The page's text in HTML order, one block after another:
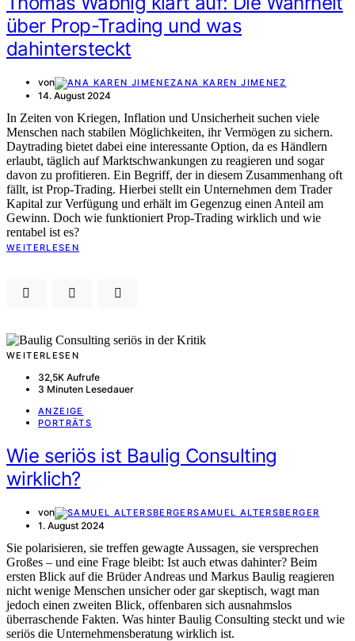
über Prop-Trading und was
dahintersteckt
von ANA KAREN JIMENEZ
14. August 2024
In Zeiten von Kriegen, Inflation und Unsicherheit suchen viele
Menschen nach stabilen Möglichkeiten, ihr Vermögen zu sichern.
Daytrading bietet dabei eine interessante Option, da es Händlern
erlaubt, täglich auf Marktschwankungen zu reagieren und sogar
davon zu profitieren. Ein Begriff, der in diesem Zusammenhang oft
fällt, ist Prop-Trading. Hierbei stellt ein Unternehmen dem Trader
Kapital zur Verfügung und erhält im Gegenzug einen Anteil am
Gewinn. Doch wie funktioniert Prop-Trading wirklich und wie
rentabel ist es?
WEITERLESEN
WEITERLESEN
32,5K Aufrufe
3 Minuten Lesedauer
ANZEIGE
PORTRÄTS
Wie seriös ist Baulig Consulting
wirklich?
von SAMUEL ALTERSBERGER
1. August 2024
Sie polarisieren, sie treffen gewagte Aussagen, sie versprechen
Großes – und eine Frage bleibt: Ist auch etwas dahinter? Beim
ersten Blick auf die Brüder Andreas und Markus Baulig reagieren
nicht wenige Menschen unsicher oder gar skeptisch, wagt man
jedoch einen zweiten Blick, offenbaren sich ausnahmslos
überraschende Fakten. Was hinter Baulig Consulting steckt und wie
seriös die Unternehmensberatung wirklich ist.